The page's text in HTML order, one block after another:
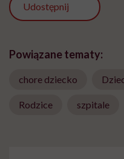
Udostępnij
Powiązane tematy:
chore dziecko
Rodzice szpitale